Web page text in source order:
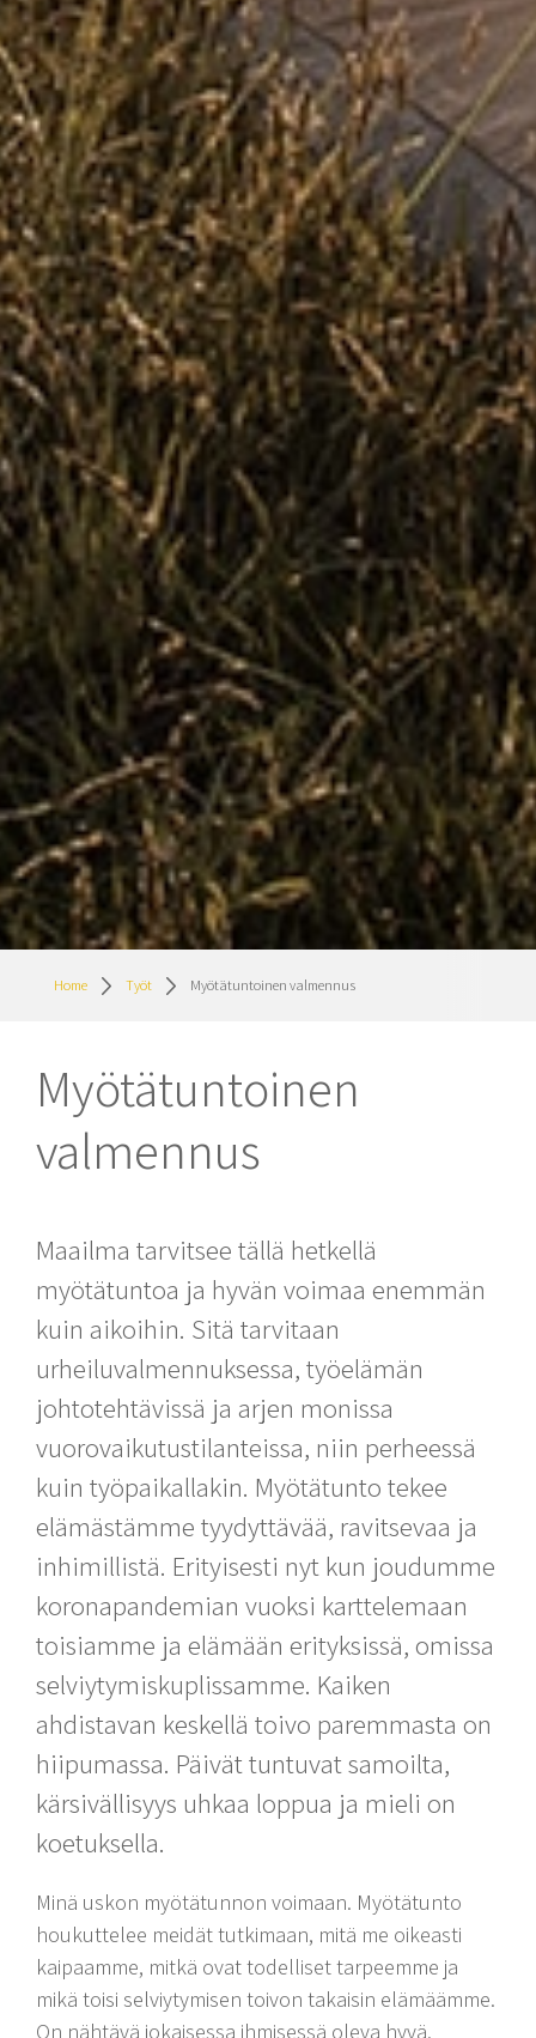
Home Työt Myötätuntoinen valmennus
Myötätuntoinen
valmennus
Maailma tarvitsee tällä hetkellä
myötätuntoa ja hyvän voimaa enemmän
kuin aikoihin. Sitä tarvitaan
urheiluvalmennuksessa, työelämän
johtotehtävissä ja arjen monissa
vuorovaikutustilanteissa, niin perheessä
kuin työpaikallakin. Myötätunto tekee
elämästämme tyydyttävää, ravitsevaa ja
inhimillistä. Erityisesti nyt kun joudumme
koronapandemian vuoksi karttelemaan
toisiamme ja elämään erityksissä, omissa
selviytymiskuplissamme. Kaiken
ahdistavan keskellä toivo paremmasta on
hiipumassa. Päivät tuntuvat samoilta,
kärsivällisyys uhkaa loppua ja mieli on
koetuksella.
Minä uskon myötätunnon voimaan. Myötätunto
houkuttelee meidät tutkimaan, mitä me oikeasti
kaipaamme, mitkä ovat todelliset tarpeemme ja
mikä toisi selviytymisen toivon takaisin elämäämme.
On nähtävä jokaisessa ihmisessä oleva hyvä.